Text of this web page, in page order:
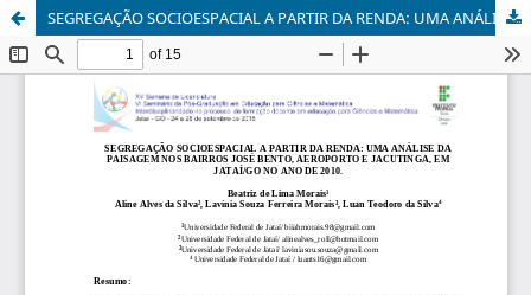
SEGREGAÇÃO SOCIOESPACIAL A PARTIR DA RENDA: UMA ANÁLISE DA PAISAGEM NOS BAIRROS JOSÉ BENTO, AEROPORTO E JACUTINGA, EM JATAÍ/GO NO ANO DE 2010.